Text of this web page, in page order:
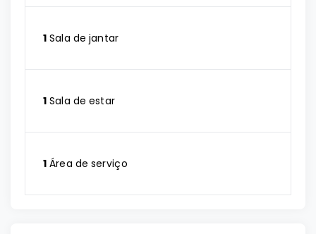
1 Sala de jantar
1 Sala de estar
1 Área de serviço